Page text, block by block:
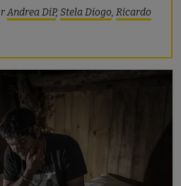
Andrea DiP, Stela Diogo, Ricardo